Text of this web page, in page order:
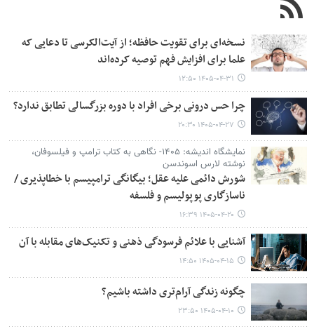
نسخه‌ای برای تقویت حافظه؛ از آیت‌الکرسی تا دعایی که
علما برای افزایش فهم توصیه کرده‌اند
۱۴۰۵-۰۴-۳۱ ۱۲:۵۰
چرا حس درونی برخی افراد با دوره بزرگسالی تطابق ندارد؟
۱۴۰۵-۰۴-۲۷ ۲۰:۳۰
نمایشگاه اندیشه: ۱۴۰۵- نگاهی به کتاب ترامپ و فیلسوفان،
نوشته لارس اسوندسن
شورش دائمی علیه عقل؛ بیگانگی ترامپیسم با خطاپذیری /
ناسازگاری پوپولیسم و فلسفه
۱۴۰۵-۰۴-۲۰ ۱۶:۳۹
آشنایی با علائم فرسودگی ذهنی و تکنیک‌های مقابله با آن
۱۴۰۵-۰۴-۱۵ ۱۴:۵۰
چگونه زندگی آرام‌تری داشته باشیم؟
۱۴۰۵-۰۴-۱۰ ۲۳:۵۰